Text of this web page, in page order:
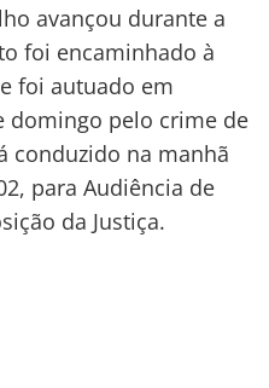
avançou durante a
foi encaminhado à
foi autuado em
domingo pelo crime de
conduzido na manhã
para Audiência de
da Justiça.